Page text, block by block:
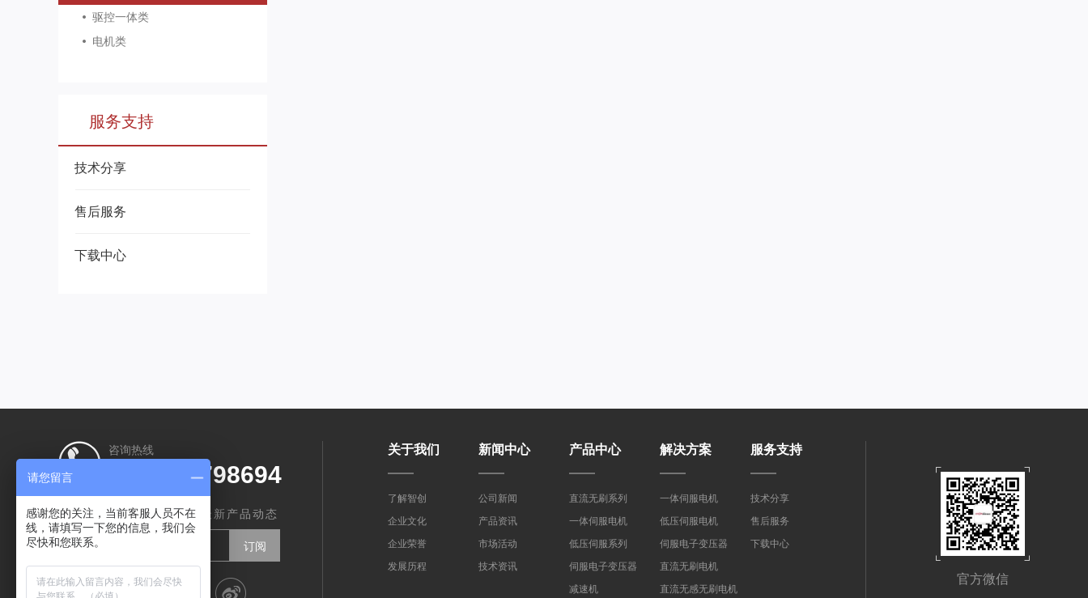
驱控一体类
电机类
服务支持
技术分享
售后服务
下载中心
咨询热线
0755-27798694
订阅我们，实时了解智创最新产品动态
分享到：
关于我们
了解智创
企业文化
企业荣誉
发展历程
新闻中心
公司新闻
产品资讯
市场活动
技术资讯
产品中心
直流无刷系列
一体伺服电机
低压伺服系列
伺服电子变压器
减速机
解决方案
一体伺服电机
低压伺服电机
伺服电子变压器
直流无刷电机
直流无感无刷电机
服务支持
技术分享
售后服务
下载中心
官方微信
请您留言
感谢您的关注，当前客服人员不在
线，请填写一下您的信息，我们会
尽快和您联系。